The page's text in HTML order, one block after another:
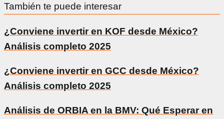
También te puede interesar
¿Conviene invertir en KOF desde México?
Análisis completo 2025
¿Conviene invertir en GCC desde México?
Análisis completo 2025
Análisis de ORBIA en la BMV: Qué Esperar en